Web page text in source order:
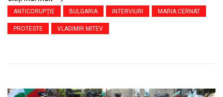
ANTICORUPȚIE BULGARIA INTERVIURI MARIA CERNAT
PROTESTE VLADIMIR MITEV